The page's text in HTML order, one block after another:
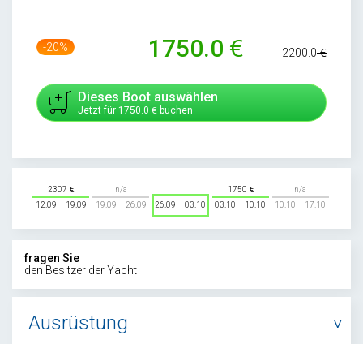
-20% 1750.0 2200.0
Dieses Boot auswählen
Jetzt für 1750.0 buchen
2307
12.09 – 19.09
n/a
19.09 – 26.09
26.09 – 03.10
1750
03.10 – 10.10
n/a
10.10 – 17.10
fragen Sie
den Besitzer der Yacht
Ausrüstung